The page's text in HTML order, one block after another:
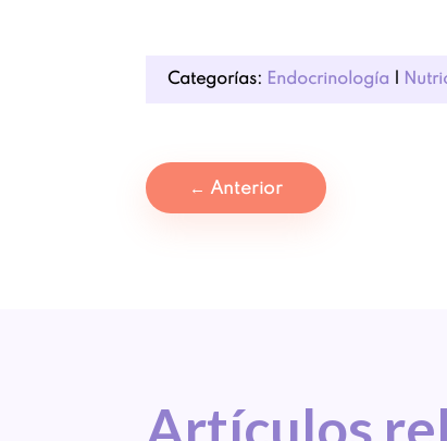
Categorías: Endocrinología
← Anterior
Artículos